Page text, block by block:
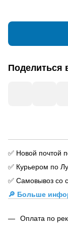
Поделиться
✅ Новой почтой
✅ Курьером по
✅ Самовывоз со
🔎 Больше
Оплата по